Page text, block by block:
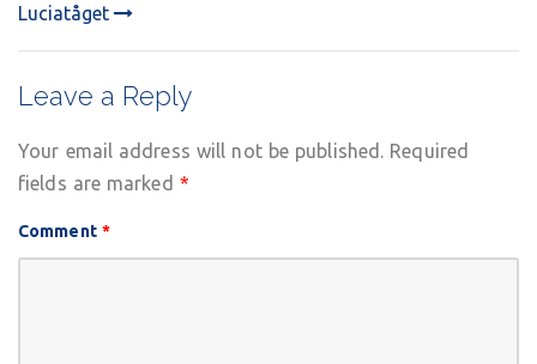
NAVIGATION
Luciatåget
Leave a Reply
Your email address will not be published. Required
fields are marked *
Comment *